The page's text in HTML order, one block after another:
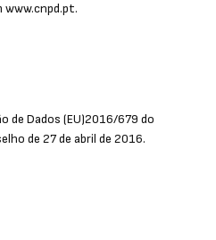
www.cnpd.pt.
de Dados (EU)2016/679 do
de 27 de abril de 2016.